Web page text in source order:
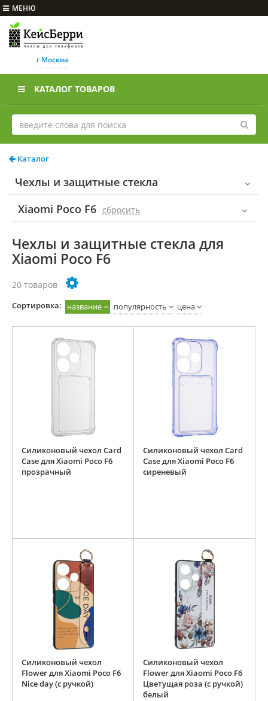
МЕНЮ
г Москва
КАТАЛОГ ТОВАРОВ
Каталог
Чехлы и защитные стекла
Xiaomi Poco F6 cбросить
Чехлы и защитные стекла для
Xiaomi Poco F6
20 товаров
Cортировка: название популярность цена
Силиконовый чехол Card
Case для Xiaomi Poco F6
прозрачный
Силиконовый чехол Card
Case для Xiaomi Poco F6
сиреневый
Силиконовый чехол
Flower для Xiaomi Poco F6
Nice day (с ручкой)
Силиконовый чехол
Flower для Xiaomi Poco F6
Цветущая роза (с ручкой)
белый